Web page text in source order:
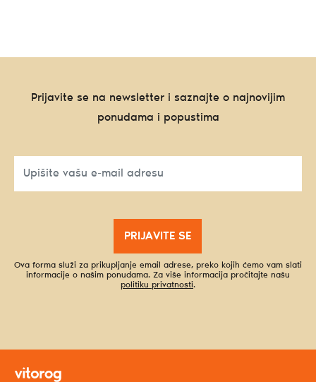
Prijavite se na newsletter i saznajte o najnovijim
ponudama i popustima
PRIJAVITE SE
Ova forma služi za prikupljanje email adrese, preko kojih ćemo vam slati
informacije o našim ponudama. Za više informacija pročitajte našu
politiku privatnosti.